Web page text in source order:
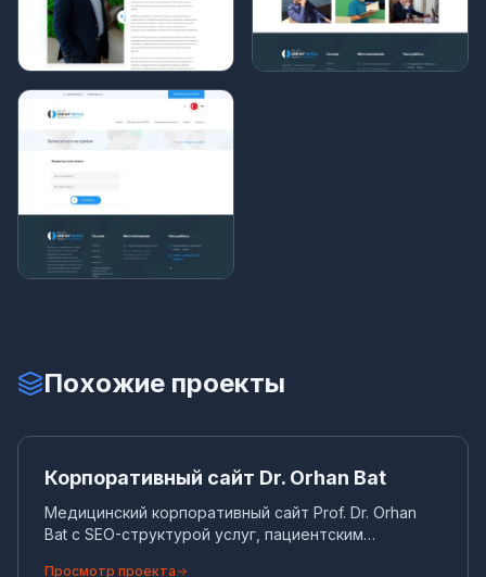
Похожие проекты
Ко
Корпоративный сайт Dr. Orhan Bat
Медицинский корпоративный сайт Prof. Dr. Orhan
Bat с SEO-структурой услуг, пациентским
Просмотр проекта